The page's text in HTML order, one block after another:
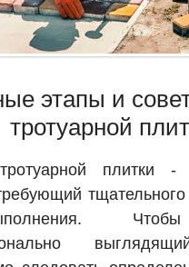
этапы и
тротуарной
плитки
Чтобы